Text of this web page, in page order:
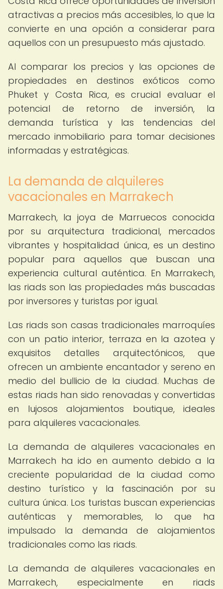
atractivas a precios más accesibles, lo que la
convierte en una opción a considerar para
aquellos con un presupuesto más ajustado.
Al comparar los precios y las opciones de
propiedades en destinos exóticos como
Phuket y Costa Rica, es crucial evaluar el
potencial de retorno de inversión, la
demanda turística y las tendencias del
mercado inmobiliario para tomar decisiones
informadas y estratégicas.
La demanda de alquileres
vacacionales en Marrakech
Marrakech, la joya de Marruecos conocida
por su arquitectura tradicional, mercados
vibrantes y hospitalidad única, es un destino
popular para aquellos que buscan una
experiencia cultural auténtica. En Marrakech,
las riads son las propiedades más buscadas
por inversores y turistas por igual.
Las riads son casas tradicionales marroquíes
con un patio interior, terraza en la azotea y
exquisitos detalles arquitectónicos, que
ofrecen un ambiente encantador y sereno en
medio del bullicio de la ciudad. Muchas de
estas riads han sido renovadas y convertidas
en lujosos alojamientos boutique, ideales
para alquileres vacacionales.
La demanda de alquileres vacacionales en
Marrakech ha ido en aumento debido a la
creciente popularidad de la ciudad como
destino turístico y la fascinación por su
cultura única. Los turistas buscan experiencias
auténticas y memorables, lo que ha
impulsado la demanda de alojamientos
tradicionales como las riads.
La demanda de alquileres vacacionales en
Marrakech, especialmente en riads